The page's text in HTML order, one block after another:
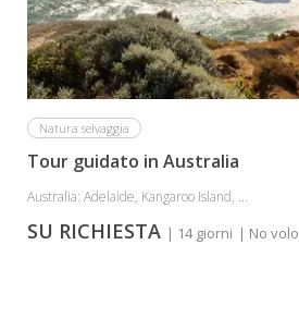
Natura selvaggia
Tour guidato in Australia
Australia: Adelaide, Kangaroo Island, ...
SU RICHIESTA | 14 giorni | No volo